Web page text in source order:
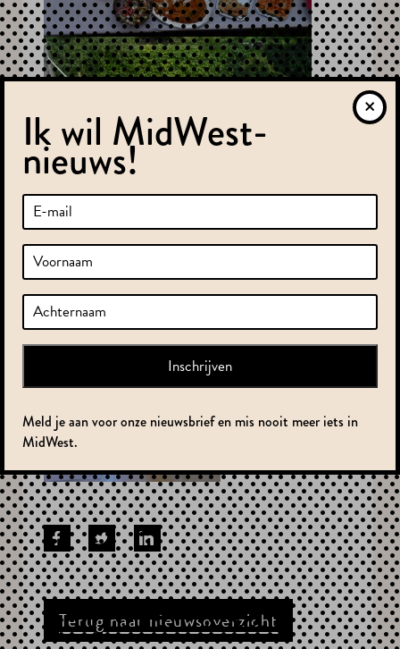
Terug naar nieuwsoverzicht
Ik wil MidWest-
nieuws!
Meld je aan voor onze nieuwsbrief en mis nooit meer iets in
MidWest.